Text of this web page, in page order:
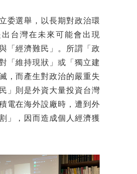
委選舉，以長期對政治環
台灣在未來可能會出現
「經濟難民」。所謂「政
「維持現狀」或「獨立建
，而產生對政治的嚴重失
」則是外資大量投資台灣
電在海外設廠時，遭到外
」，因而造成個人經濟獲